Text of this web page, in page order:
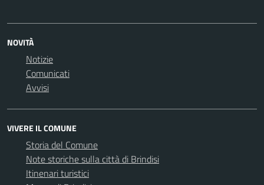
NOVITÀ
Notizie
Comunicati
Avvisi
VIVERE IL COMUNE
Storia del Comune
Note storiche sulla città di Brindisi
Itinenari turistici